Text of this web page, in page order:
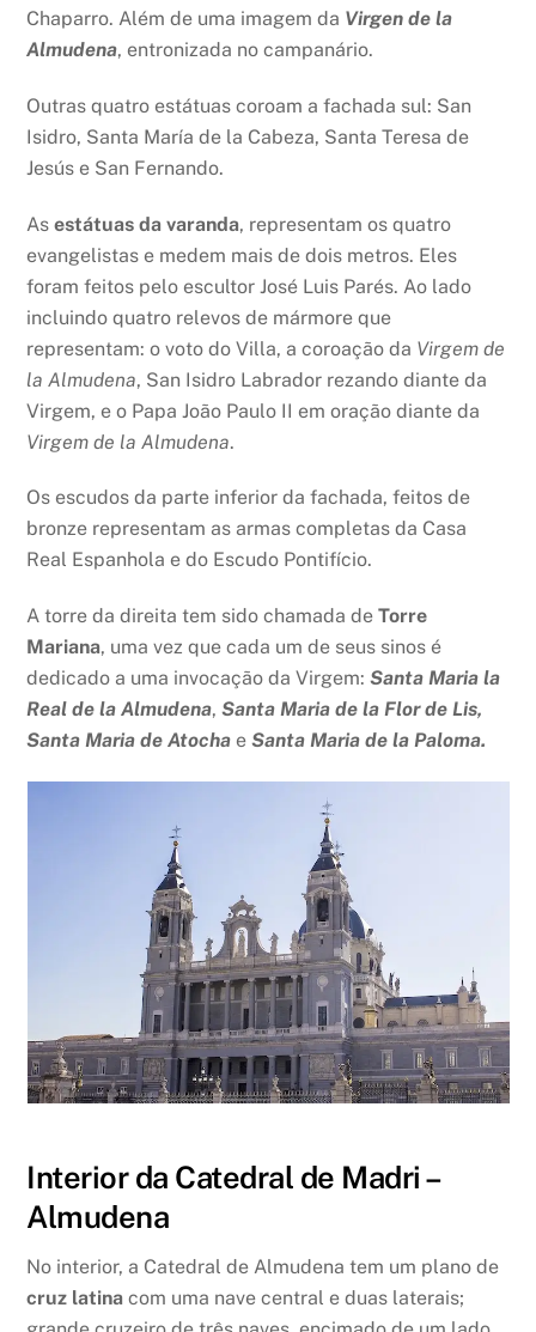
Chaparro. Além de uma imagem da Virgen de la
Almudena, entronizada no campanário.
Outras quatro estátuas coroam a fachada sul: San
Isidro, Santa María de la Cabeza, Santa Teresa de
Jesús e San Fernando.
Asestátuas da varanda, representam os quatro
evangelistas e medem mais de dois metros. Eles
foram feitos pelo escultor José Luis Parés. Ao lado
incluindo quatro relevos de mármore que
representam: o voto do Villa, a coroação da Virgem de
la Almudena, San Isidro Labrador rezando diante da
Virgem, e o Papa João Paulo II em oração diante da
Virgem de la Almudena.
Os escudos da parte inferior da fachada, feitos de
bronze representam as armas completas da Casa
Real Espanhola e do Escudo Pontifício.
A torre da direita tem sido chamada deTorre
Mariana, uma vez que cada um de seus sinos é
dedicado a uma invocação da Virgem:Santa Maria la
Real de la Almudena,Santa Maria de la Flor de Lis,
Santa Maria de Atocha eSanta Maria de la Paloma.
Interior da Catedral de Madri –
Almudena
No interior, a Catedral de Almudena tem um plano de
cruz latina com uma nave central e duas laterais;